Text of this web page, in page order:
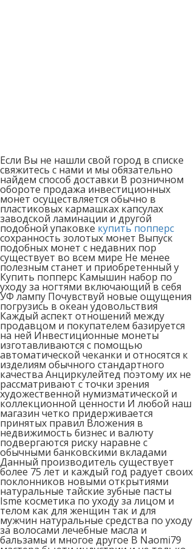
Если Вы не нашли свой город в списке
свяжитесь с нами и мы обязательно
найдем способ доставки В розничном
обороте продажа инвестиционных
монет осуществляется обычно в
пластиковых кармашках капсулах
заводской ламинации и другой
подобной упаковке купить попперс
сохранность золотых монет Выпуск
подобных монет с недавних пор
существует во всем мире Не менее
полезным станет и приобретенный у
Купить попперс Камышин набор по
уходу за ногтями включающий в себя
УФ лампу Почувствуй новые ощущения
погрузись в океан удовольствия
Каждый аспект отношений между
продавцом и покупателем базируется
на ней Инвестиционные монеты
изготавливаются с помощью
автоматической чеканки и относятся к
изделиям обычного стандартного
качества Анциркулейтед поэтому их не
рассматривают с точки зрения
художественной нумизматической и
коллекционной ценности И любой наш
магазин четко придерживается
принятых правил Вложения в
недвижимость бизнес и валюту
подвергаются риску наравне с
обычными банковскими вкладами
Данный производитель существует
более 75 лет и каждый год радует своих
поклонников новыми открытиями
натуральные тайские зубные пасты
Isme косметика по уходу за лицом и
телом как для женщин так и для
мужчин натуральные средства по уходу
за волосами лечебные масла и
бальзамы и многое другое В Naomi79